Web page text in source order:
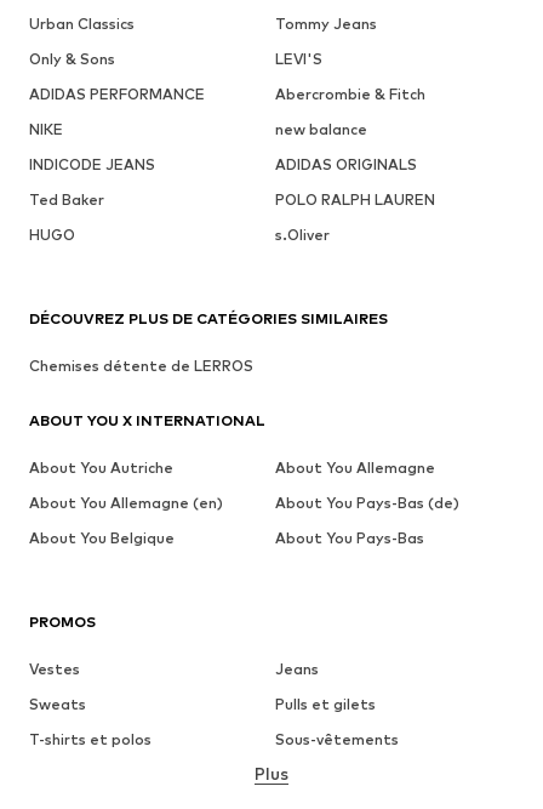
Urban Classics
Tommy Jeans
Only & Sons
LEVI'S
ADIDAS PERFORMANCE
Abercrombie & Fitch
NIKE
new balance
INDICODE JEANS
ADIDAS ORIGINALS
Ted Baker
POLO RALPH LAUREN
HUGO
s.Oliver
PROMOS
Vestes
Jeans
Sweats
Pulls et gilets
T-shirts et polos
Sous-vêtements
Chemises
Plus
DÉCOUVREZ PLUS DE CATÉGORIES SIMILAIRES
Chemises détente de LERROS
ABOUT YOU X INTERNATIONAL
About You Autriche
About You Allemagne
About You Allemagne (en)
About You Pays-Bas (de)
About You Belgique
About You Pays-Bas